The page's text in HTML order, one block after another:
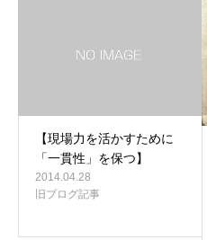
【現場力を活かすために
「一貫性」を保つ】
2014.04.28
旧ブログ記事